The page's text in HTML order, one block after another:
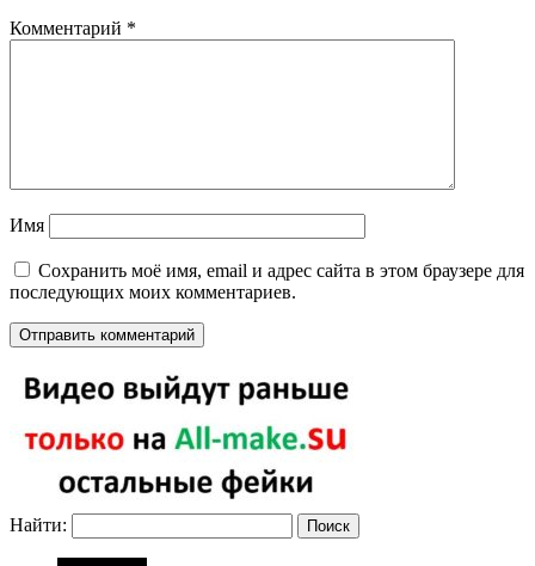
Комментарий *
Имя
Сохранить моё имя, email и адрес сайта в этом браузере для
последующих моих комментариев.
Найти: